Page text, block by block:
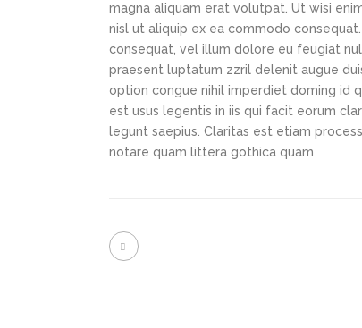
magna aliquam erat volutpat. Ut wisi
nisl ut aliquip ex ea commodo
consequat, vel illum dolore eu feugiat
praesent luptatum zzril delenit augue
option congue nihil imperdiet doming id
est usus legentis in iis qui facit eorum
legunt saepius. Claritas est etiam
notare quam littera gothica quam